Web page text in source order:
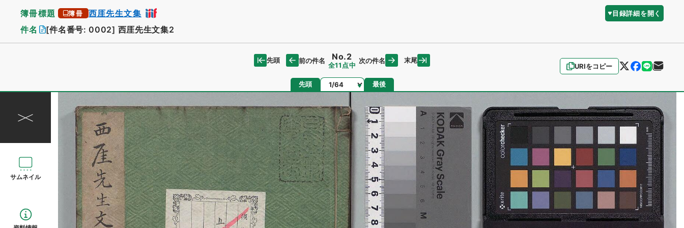
簿冊標題 簿冊 西厓先生文集 目録詳細を開く
件名 [件名番号: 0002] 西厓先生文集2
URIをコピー
先頭 前の件名 No.2
全11点中
次の件名 末尾
先頭 ページ 最後
サムネイル